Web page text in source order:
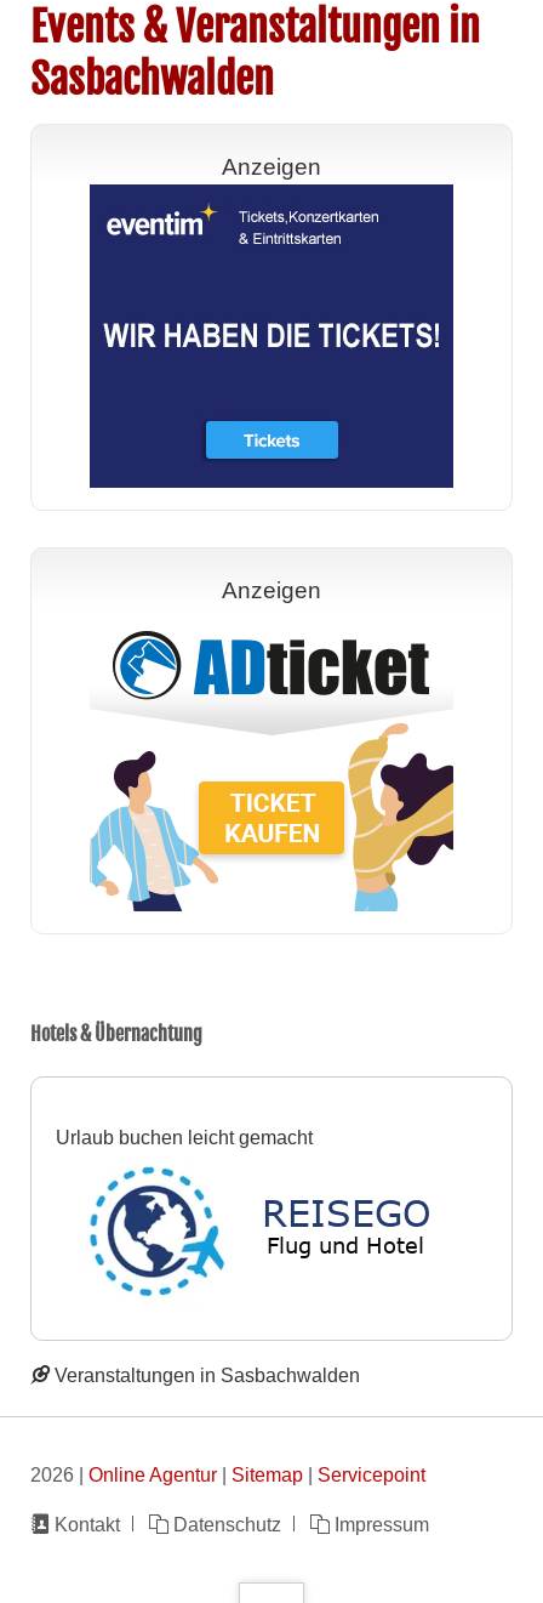
Events & Veranstaltungen in
Sasbachwalden
Anzeigen
Anzeigen
Hotels & Übernachtung
Urlaub buchen leicht gemacht
Veranstaltungen in Sasbachwalden
2026 | Online Agentur| Sitemap| Servicepoint
Navigation
Kontakt Datenschutz Impressum